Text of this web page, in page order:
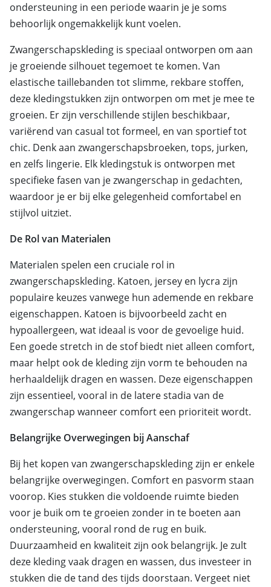
ondersteuning in een periode waarin je je soms
behoorlijk ongemakkelijk kunt voelen.
Zwangerschapskleding is speciaal ontworpen om aan
je groeiende silhouet tegemoet te komen. Van
elastische taillebanden tot slimme, rekbare stoffen,
deze kledingstukken zijn ontworpen om met je mee te
groeien. Er zijn verschillende stijlen beschikbaar,
variërend van casual tot formeel, en van sportief tot
chic. Denk aan zwangerschapsbroeken, tops, jurken,
en zelfs lingerie. Elk kledingstuk is ontworpen met
specifieke fasen van je zwangerschap in gedachten,
waardoor je er bij elke gelegenheid comfortabel en
stijlvol uitziet.
De Rol van Materialen
Materialen spelen een cruciale rol in
zwangerschapskleding. Katoen, jersey en lycra zijn
populaire keuzes vanwege hun ademende en rekbare
eigenschappen. Katoen is bijvoorbeeld zacht en
hypoallergeen, wat ideaal is voor de gevoelige huid.
Een goede stretch in de stof biedt niet alleen comfort,
maar helpt ook de kleding zijn vorm te behouden na
herhaaldelijk dragen en wassen. Deze eigenschappen
zijn essentieel, vooral in de latere stadia van de
zwangerschap wanneer comfort een prioriteit wordt.
Belangrijke Overwegingen bij Aanschaf
Bij het kopen van zwangerschapskleding zijn er enkele
belangrijke overwegingen. Comfort en pasvorm staan
voorop. Kies stukken die voldoende ruimte bieden
voor je buik om te groeien zonder in te boeten aan
ondersteuning, vooral rond de rug en buik.
Duurzaamheid en kwaliteit zijn ook belangrijk. Je zult
deze kleding vaak dragen en wassen, dus investeer in
stukken die de tand des tijds doorstaan. Vergeet niet